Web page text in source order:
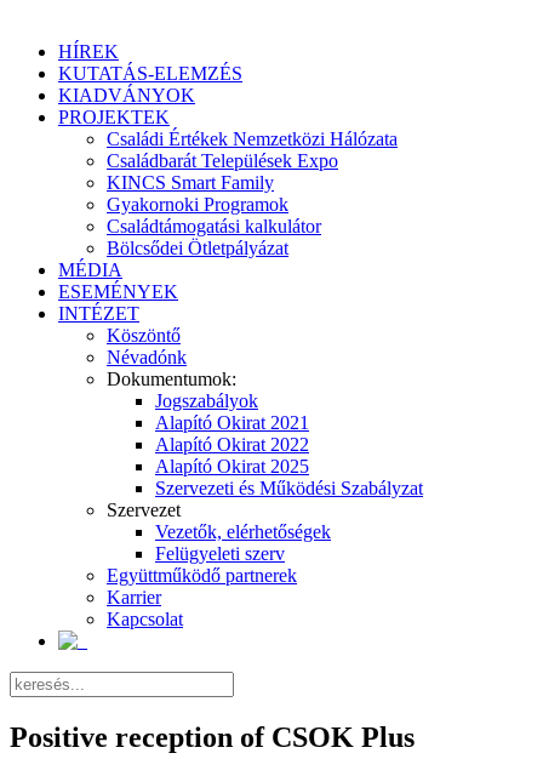
HÍREK
KUTATÁS-ELEMZÉS
KIADVÁNYOK
PROJEKTEK
Családi Értékek Nemzetközi Hálózata
Családbarát Települések Expo
KINCS Smart Family
Gyakornoki Programok
Családtámogatási kalkulátor
Bölcsődei Ötletpályázat
MÉDIA
ESEMÉNYEK
INTÉZET
Köszöntő
Névadónk
Dokumentumok:
Jogszabályok
Alapító Okirat 2021
Alapító Okirat 2022
Alapító Okirat 2025
Szervezeti és Működési Szabályzat
Szervezet
Vezetők, elérhetőségek
Felügyeleti szerv
Együttműködő partnerek
Karrier
Kapcsolat
Positive reception of CSOK Plus